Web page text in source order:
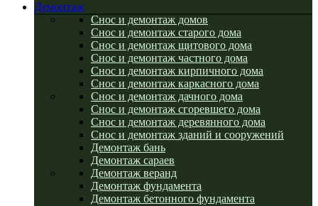
Демонтаж
Снос и демонтаж домов
Снос и демонтаж старого дома
Снос и демонтаж щитового дома
Снос и демонтаж частного дома
Снос и демонтаж кирпичного дома
Снос и демонтаж каркасного дома
Снос и демонтаж дачного дома
Снос и демонтаж сгоревшего дома
Снос и демонтаж деревянного дома
Снос и демонтаж зданий и сооружений
Демонтаж бань
Демонтаж сараев
Демонтаж веранд
Демонтаж фундамента
Демонтаж бетонного фундамента